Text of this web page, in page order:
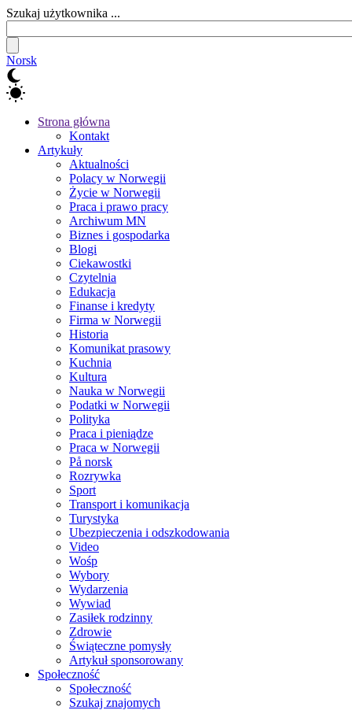
Szukaj użytkownika ...
Norsk
Strona główna
Kontakt
Artykuły
Aktualności
Polacy w Norwegii
Życie w Norwegii
Praca i prawo pracy
Archiwum MN
Biznes i gospodarka
Blogi
Ciekawostki
Czytelnia
Edukacja
Finanse i kredyty
Firma w Norwegii
Historia
Komunikat prasowy
Kuchnia
Kultura
Nauka w Norwegii
Podatki w Norwegii
Polityka
Praca i pieniądze
Praca w Norwegii
På norsk
Rozrywka
Sport
Transport i komunikacja
Turystyka
Ubezpieczenia i odszkodowania
Video
Wośp
Wybory
Wydarzenia
Wywiad
Zasiłek rodzinny
Zdrowie
Świąteczne pomysły
Artykuł sponsorowany
Społeczność
Społeczność
Szukaj znajomych